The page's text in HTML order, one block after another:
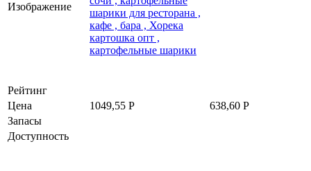
Изображение
Рейтинг
Цена
1049,55 Р 638,60 Р
Запасы
Доступность